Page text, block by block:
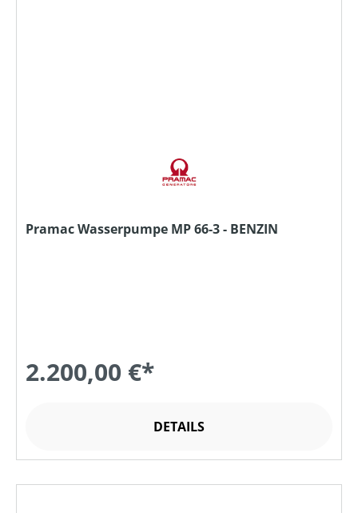
Pramac Wasserpumpe MP 66-3 - BENZIN
2.200,00 €*
DETAILS